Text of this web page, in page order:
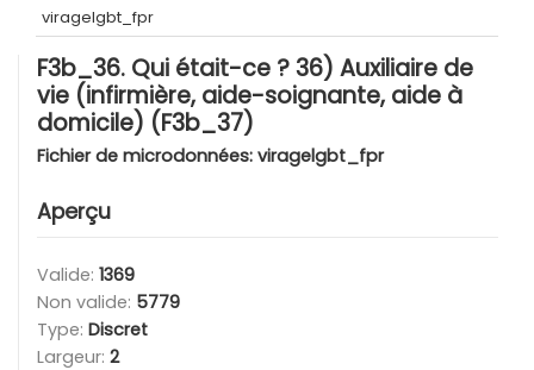
viragelgbt_fpr
F3b_36. Qui était-ce ? 36) Auxiliaire de
vie (infirmière, aide-soignante, aide à
domicile) (F3b_37)
Fichier de microdonnées: viragelgbt_fpr
Aperçu
Valide: 1369
Non valide: 5779
Type: Discret
Largeur: 2